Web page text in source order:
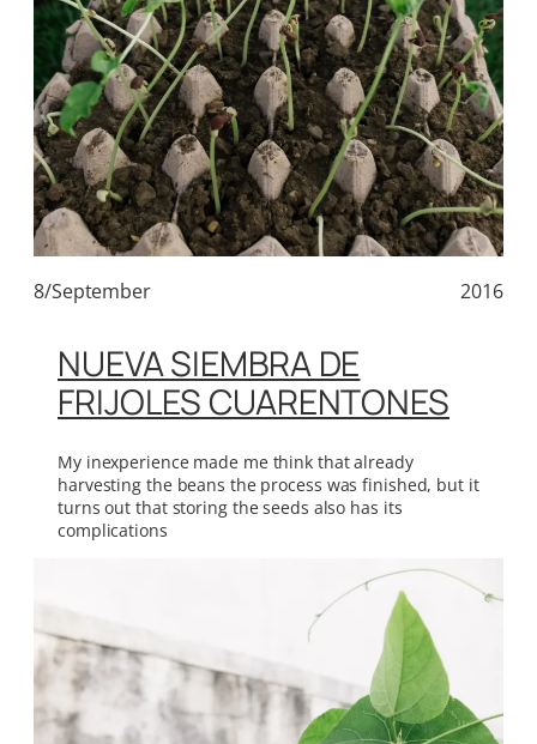
8/September 2016
NUEVA SIEMBRA DE
FRIJOLES CUARENTONES
My inexperience made me think that already
harvesting the beans the process was finished, but it
turns out that storing the seeds also has its
complications